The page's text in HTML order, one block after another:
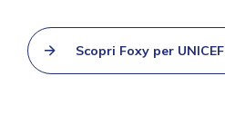
Scopri Foxy per UNICEF